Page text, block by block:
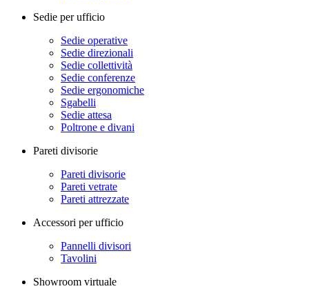
Sedie per ufficio
Sedie operative
Sedie direzionali
Sedie collettività
Sedie conferenze
Sedie ergonomiche
Sgabelli
Sedie attesa
Poltrone e divani
Pareti divisorie
Pareti divisorie
Pareti vetrate
Pareti attrezzate
Accessori per ufficio
Pannelli divisori
Tavolini
Showroom virtuale